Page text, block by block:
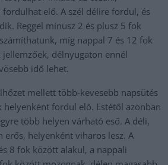
elő. A szél délire fordul, és
Reggel mínusz 2 és plusz 5 fok
míg nappal 7 és 12 fok
délnyugaton ennél
idő lehet.
mellett több-kevesebb napsütés
helyenként fordul elő. Estétől azonban
több helyen várható eső. A déli,
erős, helyenként viharos lesz. A
8 fok között alakul, a nappali